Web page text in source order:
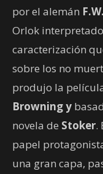
por el alemán
Orlok
caracterización
sobre los no
produjo la
Browning y
novela de Stoker.
papel
una gran capa,